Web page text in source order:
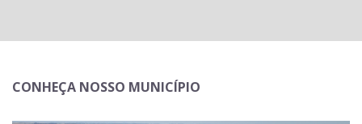
CONHEÇA NOSSO MUNICÍPIO